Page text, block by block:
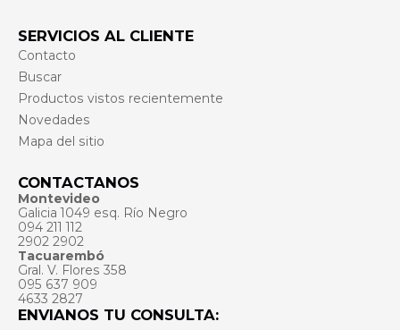
SERVICIOS AL CLIENTE
Contacto
Buscar
Productos vistos recientemente
Novedades
Mapa del sitio
CONTACTANOS
Montevideo
Galicia 1049 esq. Río Negro
094 211 112
2902 2902
Tacuarembó
Gral. V. Flores 358
095 637 909
4633 2827
ENVIANOS TU CONSULTA: